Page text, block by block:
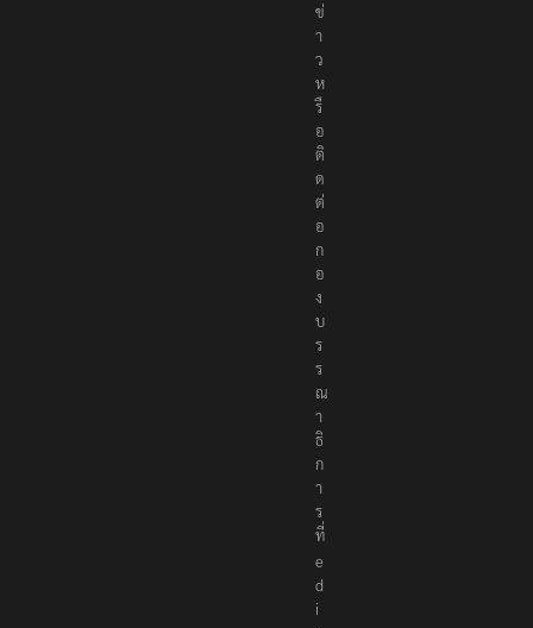
ข่
า
ว
ห
รื
อ
ติ
ด
ต่
อ
ก
อ
ง
บ
ร
ร
ณ
า
ธิ
ก
า
ร
ที่
e
d
i